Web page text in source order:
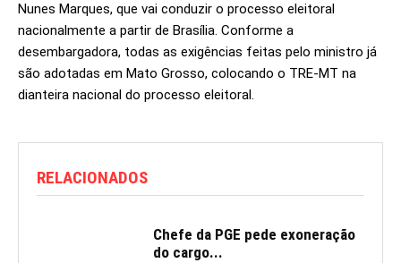
Nunes Marques, que vai conduzir o processo eleitoral
nacionalmente a partir de Brasília. Conforme a
desembargadora, todas as exigências feitas pelo ministro já
são adotadas em Mato Grosso, colocando o TRE-MT na
dianteira nacional do processo eleitoral.
RELACIONADOS
Chefe da PGE pede exoneração
do cargo...